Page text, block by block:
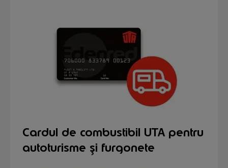
Cardul de combustibil UTA pentru
autoturisme și furgonete